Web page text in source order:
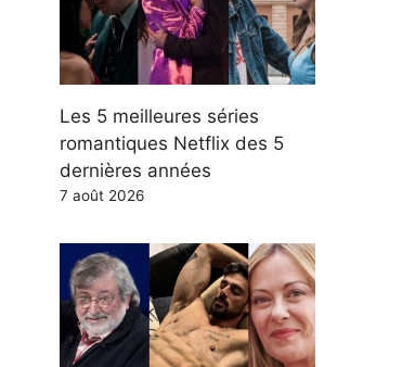
Les 5 meilleures séries
romantiques Netflix des 5
dernières années
7 août 2026